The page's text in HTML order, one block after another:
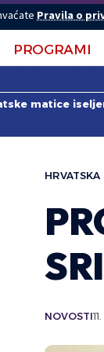
Pravila o
PROGRAMI
matice
NOVOSTI